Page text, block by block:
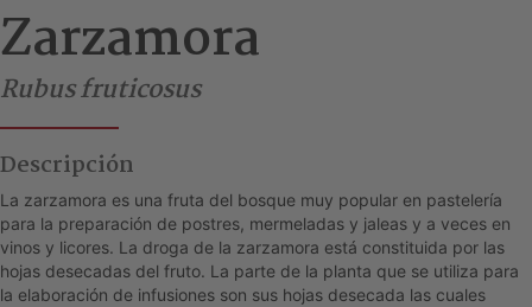
Zarzamora
Rubus fruticosus
Descripción
La zarzamora es una fruta del bosque muy popular en pastelería
para la preparación de postres, mermeladas y jaleas y a veces en
vinos y licores. La droga de la zarzamora está constituida por las
hojas desecadas del fruto. La parte de la planta que se utiliza para
la elaboración de infusiones son sus hojas desecada las cuales